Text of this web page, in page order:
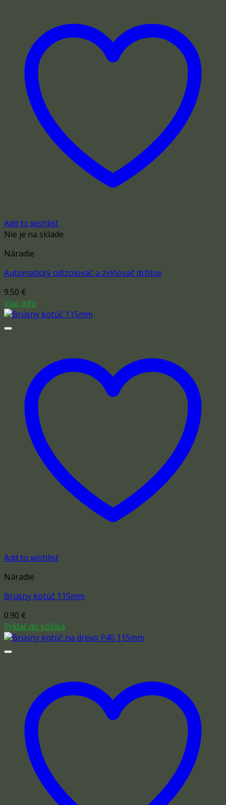
Add to wishlist
Nie je na sklade
Náradie
Automatický odizolovač a zvlňovač drôtov
9.50 €
Viac info
Add to wishlist
Náradie
Brúsny kotúč 115mm
0.90 €
Pridať do košíka